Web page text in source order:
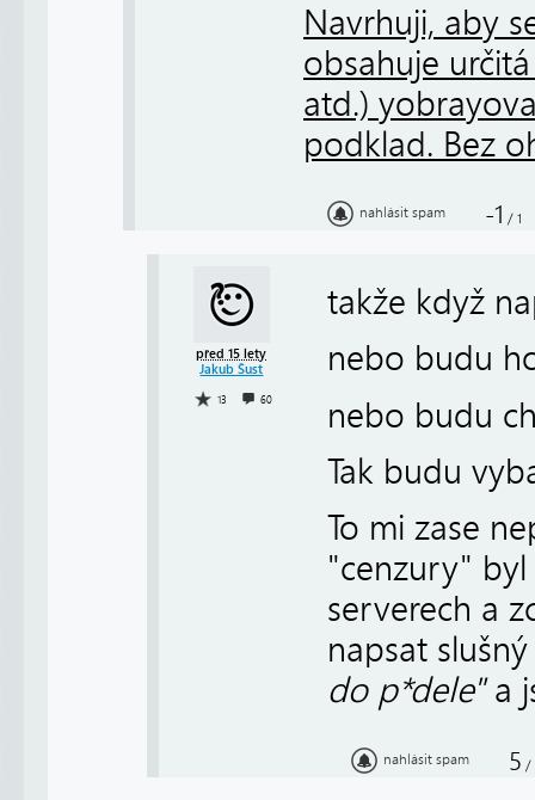
Navrhuji, aby
obsahuje
atd.)
podklad. Bez
nahlásit spam -1 / 1
před 15 lety
Jakub Šust
13 60
takže když
nebo budu
nebo budu
Tak budu
To mi zase
"cenzury"
serverech a
napsat
do p*dele"a
nahlásit spam 5 /